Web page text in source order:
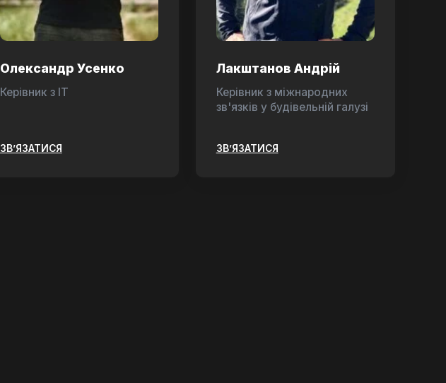
Олександр Усенко
Керівник з ІТ
ЗВ’ЯЗАТИСЯ
Лакштанов Андрій
Керівник з міжнародних
зв'язків у будівельній галузі
ЗВ’ЯЗАТИСЯ